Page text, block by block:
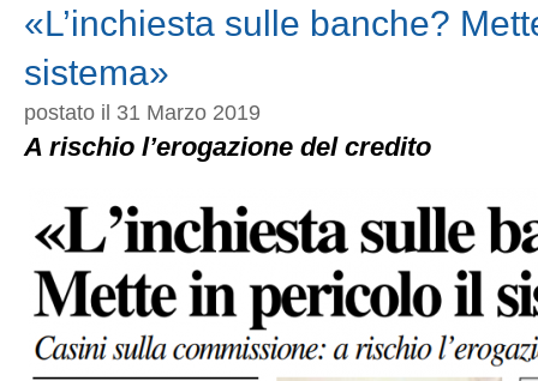
danni
del
e
banche
«L’inchiesta sulle banche?
sistema»
postato il 31 Marzo 2019
A rischio l’erogazione del credito